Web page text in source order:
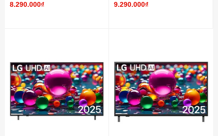
8.290.000₫ 9.290.000₫